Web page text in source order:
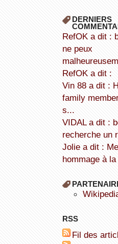
DERNIERS
refOK a dit : bonjour, je
ne peux
refOK a dit :
Vin 88 a dit : Hello my
family
s...
VIDAL a dit : bonjour je
recherche un
Jolie a dit : Merci pour cet
hommage à
RSS
Fil des